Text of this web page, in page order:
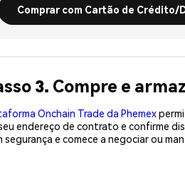
Comprar com Cartão de Crédito/
3. Compre e
Onchain Trade da Phemex
endereço de contrato e confirme
segurança e comece a negociar ou